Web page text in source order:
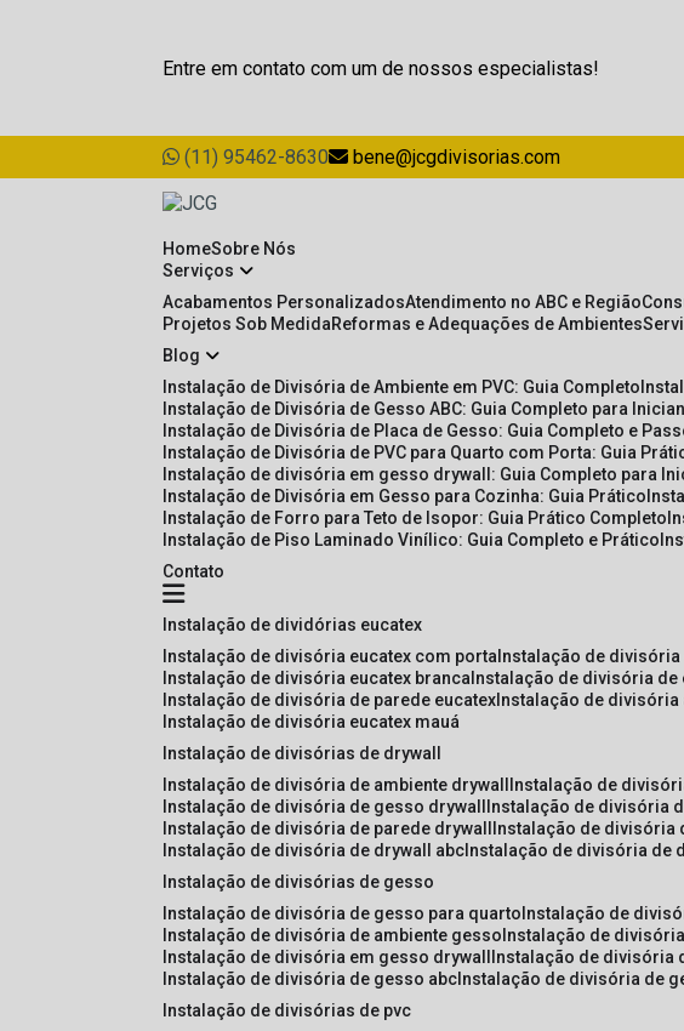
Entre em contato com um de nossos especialistas!
(11) 95462-8630 bene@jcgdivisorias.com
Home Sobre Nós
Serviços
Acabamentos Personalizados Atendimento no ABC e Região
Projetos Sob Medida
Reformas e Adequações de Ambientes
Blog
Instalação de Divisória de Ambiente em PVC: Guia Completo
Instalação de Divisória de Gesso ABC: Guia Completo para
Instalação de Divisória de Placa de Gesso: Guia Completo e
Instalação de Divisória de PVC para Quarto com Porta: Guia
Instalação de divisória em gesso drywall: Guia Completo para
Instalação de Divisória em Gesso para Cozinha: Guia Prático
Instalação de Forro para Teto de Isopor: Guia Prático Completo
Instalação de Piso Laminado Vinílico: Guia Completo e Prático
Contato
instalação de dividórias eucatex
instalação de divisória eucatex com porta instalação de
instalação de divisória eucatex branca instalação de divisória de
instalação de divisória de parede eucatex instalação de
instalação de divisória eucatex mauá
instalação de divisórias de drywall
instalação de divisória de ambiente drywall
instalação de
instalação de divisória de gesso drywall
instalação de divisória
instalação de divisória de parede drywall
instalação de divisória
instalação de divisória de drywall abc instalação de divisória de
instalação de divisórias de gesso
instalação de divisória de gesso para quarto instalação de
instalação de divisória de ambiente gesso instalação de
instalação de divisória em gesso drywall
instalação de divisória
instalação de divisória de gesso abc instalação de divisória de
instalação de divisórias de pvc